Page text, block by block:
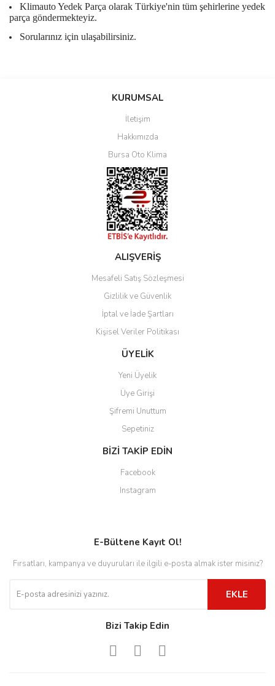
Klimauto Yedek Parça olarak Türkiye'nin tüm şehirlerine yedek
parça göndermekteyiz.
Sorularınız için ulaşabilirsiniz.
Bu ürüne ilk yorumu siz yapın!
Yorum Yaz
KURUMSAL
İletişim
Hakkımızda
Bursa Oto Klima
ALIŞVERİŞ
Mesafeli Satış Sözleşmesi
Gizlilik ve Güvenlik
İptal ve İade Şartları
Kişisel Veriler Politikası
ÜYELİK
Yeni Üyelik
Üye Girişi
Şifremi Unuttum
Sepetiniz
BİZİ TAKİP EDİN
Facebook
Instagram
E-Bültene Kayıt Ol!
Fırsatları, kampanya ve duyuruları ile ilgili e-posta almak ister misiniz?
EKLE
Bizi Takip Edin